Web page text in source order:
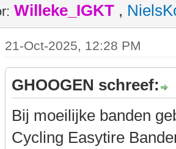
Willeke_IGKT ,
21-Oct-2025, 12:28 PM
GHOOGEN schreef:
Bij moeilijke banden
Cycling Easytire